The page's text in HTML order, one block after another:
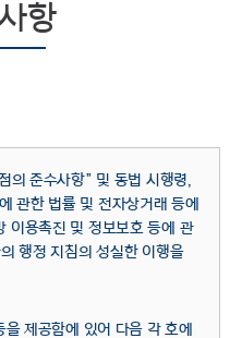
항
의 준수사항” 및 동법 시행령,
관한 법률 및 전자상거래 등에
이용촉진 및 정보보호 등에 관
행정 지침의 성실한 이행을
제공함에 있어 다음 각 호에